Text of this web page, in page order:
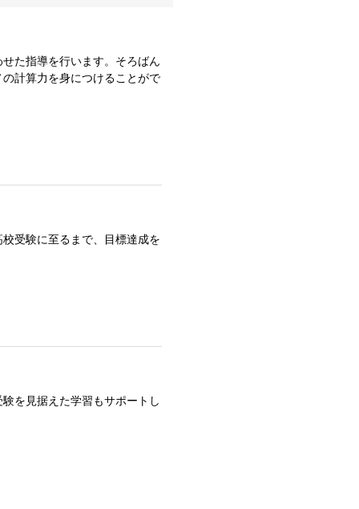
た指導を行います。そろばん
計算力を身につけることがで
受験に至るまで、目標達成を
を見据えた学習もサポートし